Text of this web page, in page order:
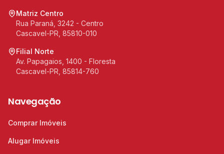
Matriz Centro
Rua Paraná, 3242 - Centro
Cascavel-PR, 85810-010
Filial Norte
Av. Papagaios, 1400 - Floresta
Cascavel-PR, 85814-760
Navegação
Comprar Imóveis
Alugar Imóveis